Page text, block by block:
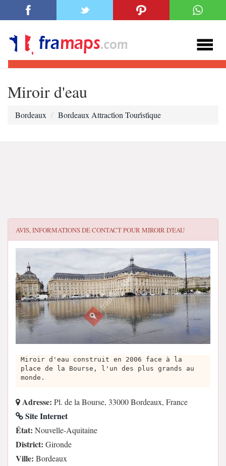
Miroir d'eau
Bordeaux Bordeaux Attracti̇on Touri̇sti̇que
AVIS, INFORMATIONS DE CONTACT POURMIROIR D'EAU
Miroir d'eau construit en 2006 face à la
place de la Bourse, l'un des plus grands au
monde.
Adresse: Pl. de la Bourse, 33000 Bordeaux, France
Site Internet
État: Nouvelle-Aquitaine
District: Gironde
Ville: Bordeaux